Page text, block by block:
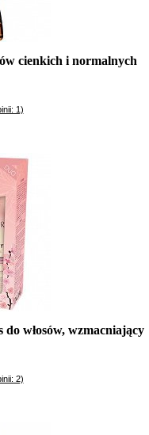
cienkich i normalnych
1)
włosów, wzmacniający
2)